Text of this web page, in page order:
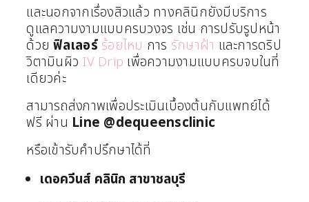
และนอกจากเรื่องสิวแล้ว ทางคลินิกยังมีบริการ
ดูแลความงามแบบครบวงจร เช่น การปรับรูปหน้า
ด้วยฟิลเลอร์ ร้อยไหม การ รักษาฝ้า และการดริป
วิตามินผิว IV Drip เพื่อความงามแบบครบจบในที่
เดียวค่ะ
สามารถส่งภาพเพื่อประเมินเบื้องต้นกับแพทย์ได้
ฟรี ผ่าน Line @dequeensclinic
หรือเข้ารับคำปรึกษาได้ที่
เดอควีนส์ คลินิก สาขาชลบุรี